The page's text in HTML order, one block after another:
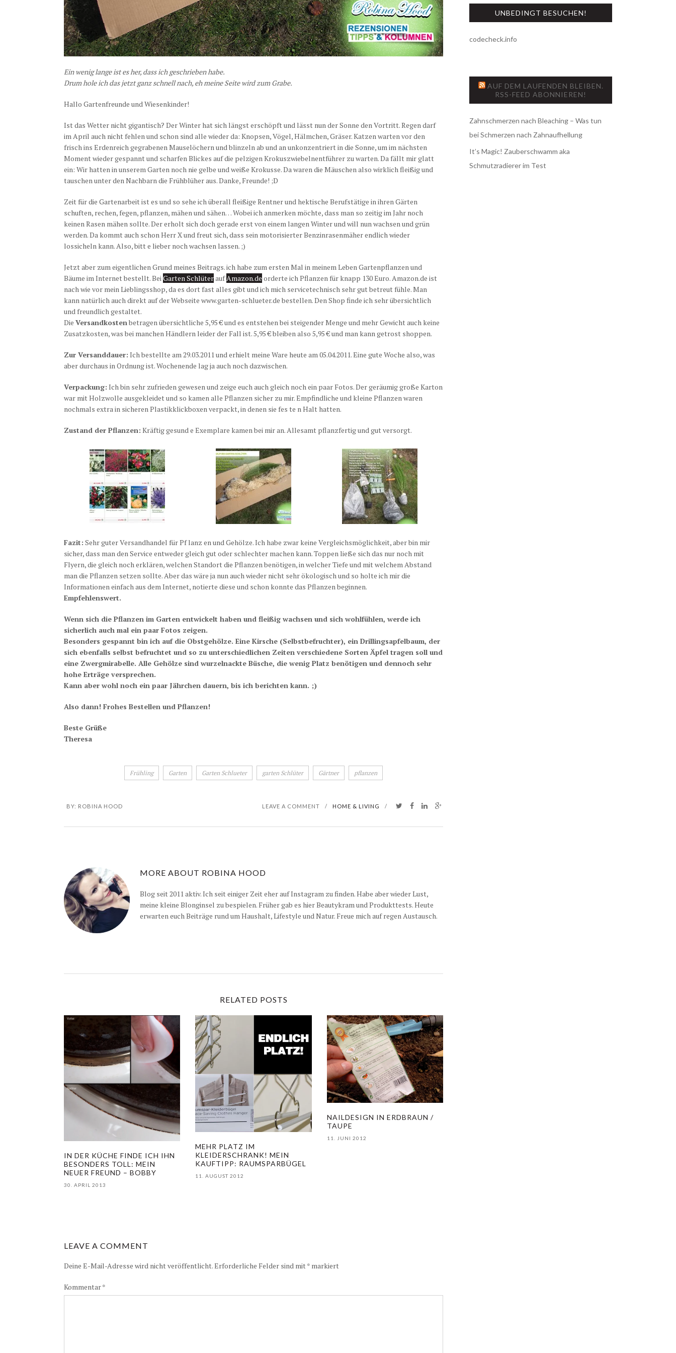
Ein wenig lange ist es her, dass ich geschrieben habe.
Drum hole ich das jetzt ganz schnell nach, eh meine Seite wird zum Grabe.
Hallo Gartenfreunde und Wiesenkinder!
Ist das Wetter nicht gigantisch? Der Winter hat sich längst erschöpft und lässt nun der Sonne den Vortritt. Regen darf
im April auch nicht fehlen und schon sind alle wieder da: Knopsen, Vögel, Hälmchen, Gräser. Katzen warten vor den
frisch ins Erdenreich gegrabenen Mauselöchern und blinzeln ab und an unkonzentriert in die Sonne, um im nächsten
Moment wieder gespannt und scharfen Blickes auf die pelzigen Krokuszwiebelnentführer zu warten. Da fällt mir glatt
ein: Wir hatten in unserem Garten noch nie gelbe und weiße Krokusse. Da waren die Mäuschen also wirklich fleißig und
tauschen unter den Nachbarn die Frühblüher aus. Danke, Freunde! ;D
Zeit für die Gartenarbeit ist es und so sehe ich überall fleißige Rentner und hektische Berufstätige in ihren Gärten
schuften, rechen, fegen, pflanzen, mähen und sähen… Wobei ich anmerken möchte, dass man so zeitig im Jahr noch
keinen Rasen mähen sollte. Der erholt sich doch gerade erst von einem langen Winter und will nun wachsen und grün
werden. Da kommt auch schon Herr X und freut sich, dass sein motorisierter Benzinrasenmäher endlich wieder
lossicheln kann. Also, bitte lieber noch wachsen lassen. ;)
Jetzt aber zum eigentlichen Grund meines Beitrags. ich habe zum ersten Mal in meinem Leben Gartenpflanzen und
Bäume im Internet bestellt. BeiGarten SchlüteraufAmazon.de orderte ich Pflanzen für knapp 130 Euro. Amazon.de ist
nach wie vor mein Lieblingsshop, da es dort fast alles gibt und ich mich servicetechnisch sehr gut betreut fühle. Man
kann natürlich auch direkt auf der Webseite www.garten-schlueter.de bestellen. Den Shop finde ich sehr übersichtlich
und freundlich gestaltet.
Die Versandkostenbetragen übersichtliche 5,95 € und es entstehen bei steigender Menge und mehr Gewicht auch keine
Zusatzkosten, was bei manchen Händlern leider der Fall ist. 5,95 € bleiben also 5,95 € und man kann getrost shoppen.
Zur Versanddauer: Ich bestellte am 29.03.2011 und erhielt meine Ware heute am 05.04.2011. Eine gute Woche also, was
aber durchaus in Ordnung ist. Wochenende lag ja auch noch dazwischen.
Verpackung: Ich bin sehr zufrieden gewesen und zeige euch auch gleich noch ein paar Fotos. Der geräumig große Karton
war mit Holzwolle ausgekleidet und so kamen alle Pflanzen sicher zu mir. Empfindliche und kleine Pflanzen waren
nochmals extra in sicheren Plastikklickboxen verpackt, in denen sie fes te n Halt hatten.
Zustand der Pflanzen: Kräftig gesunde Exemplare kamen bei mir an. Allesamt pflanzfertig und gut versorgt.
Fazit: Sehr guter Versandhandel für Pf lanz en und Gehölze. Ich habe zwar keine Vergleichsmöglichkeit, aber bin mir
sicher, dass man den Service entweder gleich gut oder schlechter machen kann. Toppen ließe sich das nur noch mit
Flyern, die gleich noch erklären, welchen Standort die Pflanzen benötigen, in welcher Tiefe und mit welchem Abstand
man die Pflanzen setzen sollte. Aber das wäre ja nun auch wieder nicht sehr ökologisch und so holte ich mir die
Informationen einfach aus dem Internet, notierte diese und schon konnte das Pflanzen beginnen.
Empfehlenswert.
Wenn sich die Pflanzen im Garten entwickelt haben und fleißig wachsen und sich wohlfühlen, werde ich
sicherlich auch mal ein paar Fotos zeigen.
Besonders gespannt bin ich auf die Obstgehölze. Eine Kirsche (Selbstbefruchter), ein Drillingsapfelbaum, der
sich ebenfalls selbst befruchtet und so zu unterschiedlichen Zeiten verschiedene Sorten Äpfel tragen soll und
eine Zwergmirabelle. Alle Gehölze sind wurzelnackte Büsche, die wenig Platz benötigen und dennoch sehr
hohe Erträge versprechen.
Kann aber wohl noch ein paar Jährchen dauern, bis ich berichten kann. ;)
Also dann! Frohes Bestellen und Pflanzen!
Beste Grüße
Theresa
Frühling Garten Garten Schlueter garten Schlüter Gärtner pflanzen
BY: ROBINA HOOD LEAVE A COMMENT / HOME & LIVING /
MORE ABOUT ROBINA HOOD
Blog seit 2011 aktiv. Ich seit einiger Zeit eher auf Instagram zu finden. Habe aber wieder Lust,
meine kleine Blonginsel zu bespielen. Früher gab es hier Beautykram und Produkttests. Heute
erwarten euch Beiträge rund um Haushalt, Lifestyle und Natur. Freue mich auf regen Austausch.
RELATED POSTS
IN DER KÜCHE FINDE ICH IHN
BESONDERS TOLL: MEIN
NEUER FREUND – BOBBY
30. APRIL 2013
MEHR PLATZ IM
KLEIDERSCHRANK! MEIN
KAUFTIPP: RAUMSPARBÜGEL
11. AUGUST 2012
NAILDESIGN IN ERDBRAUN /
TAUPE
11. JUNI 2012
LEAVE A COMMENT
Deine E-Mail-Adresse wird nicht veröffentlicht.Erforderliche Felder sind mit* markiert
Kommentar*
UNBEDINGT BESUCHEN!
codecheck.info
AUF DEM LAUFENDEN BLEIBEN.
RSS-FEED ABONNIEREN!
Zahnschmerzen nach Bleaching – Was tun
bei Schmerzen nach Zahnaufhellung
It’s Magic! Zauberschwamm aka
Schmutzradierer im Test